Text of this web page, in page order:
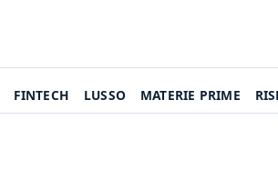
FINTECH LUSSO MATERIE PRIME